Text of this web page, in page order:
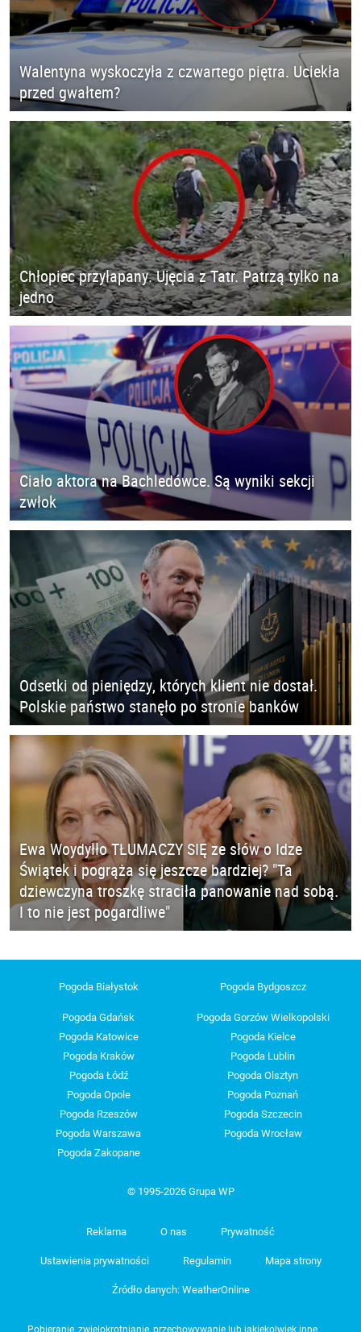
Walentyna wyskoczyła z czwartego piętra. Uciekła
przed gwałtem?
Chłopiec przyłapany. Ujęcia z Tatr. Patrzą tylko na
jedno
Ciało aktora na Bachledówce. Są wyniki sekcji
zwłok
Odsetki od pieniędzy, których klient nie dostał.
Polskie państwo stanęło po stronie banków
Ewa Woydyłło TŁUMACZY SIĘ ze słów o Idze
Świątek i pogrąża się jeszcze bardziej? "Ta
dziewczyna troszkę straciła panowanie nad sobą.
I to nie jest pogardliwe"
Pogoda Białystok Pogoda Bydgoszcz
Pogoda Gdańsk
Pogoda Gorzów Wielkopolski
Pogoda Katowice
Pogoda Kielce
Pogoda Kraków
Pogoda Lublin
Pogoda Łódź
Pogoda Olsztyn
Pogoda Opole
Pogoda Poznań
Pogoda Rzeszów
Pogoda Szczecin
Pogoda Warszawa
Pogoda Wrocław
Pogoda Zakopane
© 1995-2026 Grupa WP
Reklama O nas Prywatność
Ustawienia prywatności Regulamin Mapa strony
Źródło danych: WeatherOnline
Pobieranie, zwielokrotnianie, przechowywanie lub jakiekolwiek inne